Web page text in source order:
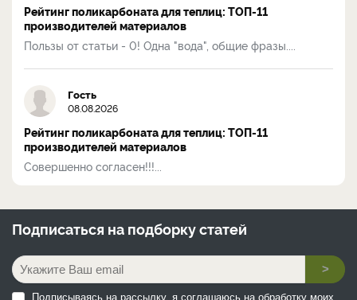
Рейтинг поликарбоната для теплиц: ТОП-11
производителей материалов
Пользы от статьи - 0! Одна "вода", общие фразы....
Гость
08.08.2026
Рейтинг поликарбоната для теплиц: ТОП-11
производителей материалов
Совершенно согласен!!!...
Подписаться на подборку статей
>
Подписываясь на рассылку, я соглашаюсь на обработку моих